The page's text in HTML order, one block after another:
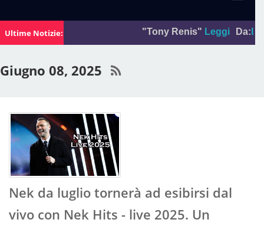
Ultime Notizie: "Tony Renis" Leggi Da: La
Giugno 08, 2025
Nek da luglio tornerà ad esibirsi dal
vivo con Nek Hits - live 2025. Un